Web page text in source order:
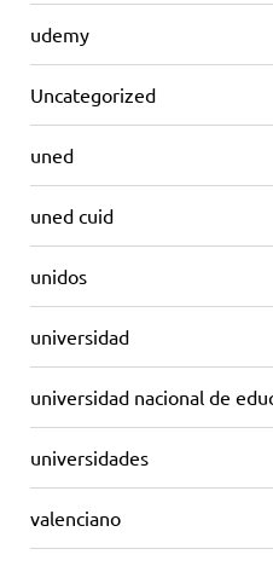
udemy
Uncategorized
uned
uned cuid
unidos
universidad
universidad nacional de
universidades
valenciano